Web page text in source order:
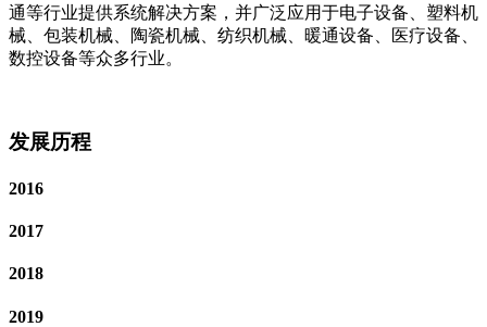
通等行业提供系统解决方案，并广泛应用于电子设备、塑料机
械、包装机械、陶瓷机械、纺织机械、暖通设备、医疗设备、
数控设备等众多行业。
发展历程
2016
2017
2018
2019